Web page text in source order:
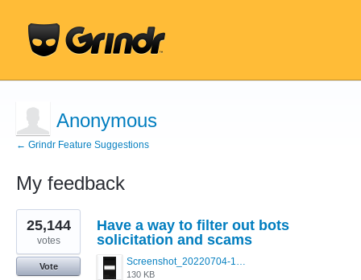
Anonymous
← Grindr Feature Suggestions
My feedback
5
results
found
Have a way to filter out bots
solicitation and scams
Screenshot_20220704-194627_Grindr.jpg
130 KB
25,144
votes
Vote